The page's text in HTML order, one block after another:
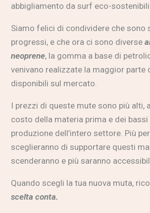
abbigliamento da surf eco-sostenibili.
Siamo felici di condividere che
progressi, e che ora ci sono diverse
neoprene, la gomma a base di
venivano realizzate la maggior parte
disponibili sul mercato.
I prezzi di queste mute sono più alti,
costo della materia prima e dei
produzione dell’intero settore. Più
sceglieranno di supportare questi
scenderanno e più saranno
Quando scegli la tua nuova muta,
scelta conta.